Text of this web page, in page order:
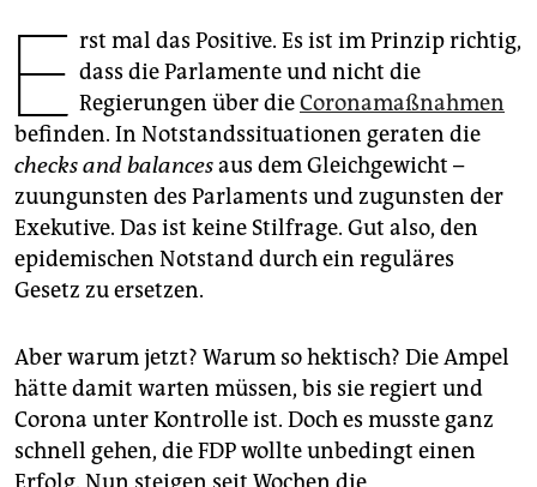
genossenschaft
epaper login
E rst mal das Positive. Es ist im Prinzip richtig,
dass die Parlamente und nicht die
Regierungen über dieCoronamaßnahmen
befinden. In Notstandssituationen geraten die
checks and balancesaus dem Gleichgewicht –
zuungunsten des Parlaments und zugunsten der
Exekutive. Das ist keine Stilfrage. Gut also, den
epidemischen Notstand durch ein reguläres
Gesetz zu ersetzen.
Aber warum jetzt? Warum so hektisch? Die Ampel
hätte damit warten müssen, bis sie regiert und
Corona unter Kontrolle ist. Doch es musste ganz
schnell gehen, die FDP wollte unbedingt einen
Erfolg. Nun steigen seit Wochen die